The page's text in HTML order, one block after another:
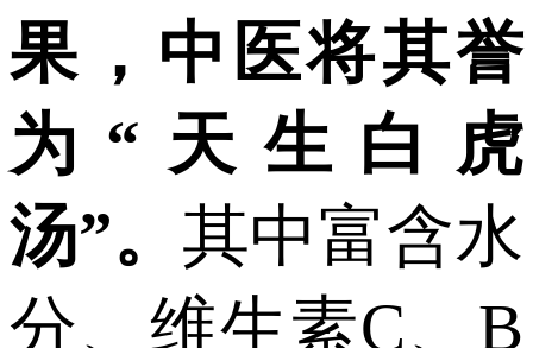
果，中医将其誉
为“天生白虎
汤”。 其中富含水
分、维生素C、B